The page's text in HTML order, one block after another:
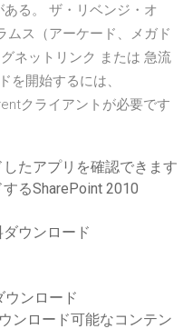
る。 ザ・リベンジ・オ
ムス（アーケード、メガド
ネットリンク または 急流
を開始するには、
クライアントが必要です
たアプリを確認できます
るSharePoint 2010
ウンロード
ンロード
ンロード可能なコンテン